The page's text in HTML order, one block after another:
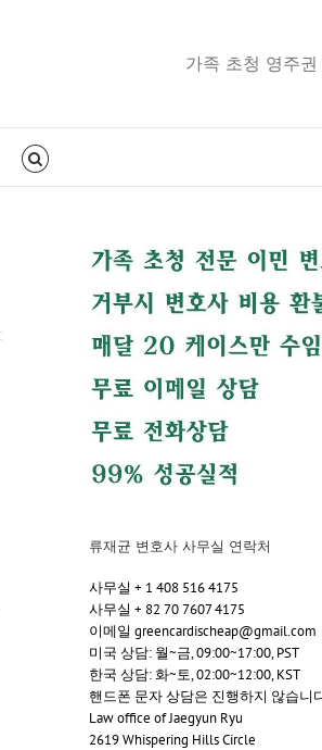
가족 초청 영주권
류재균 변호사 사무실 연락처
사무실 + 1 408 516 4175
사무실 + 82 70 7607 4175
이메일 greencardischeap@gmail.com
미국 상담: 월~금, 09:00~17:00, PST
한국 상담: 화~토, 02:00~12:00, KST
핸드폰 문자 상담은 진행하지 않습니
Law office of Jaegyun Ryu
2619 Whispering Hills Circle